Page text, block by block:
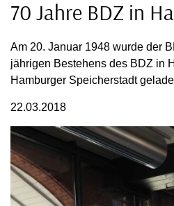
70 Jahre BDZ in
Am 20. Januar 1948 wurde der
jährigen Bestehens des BDZ in
Hamburger Speicherstadt
22.03.2018